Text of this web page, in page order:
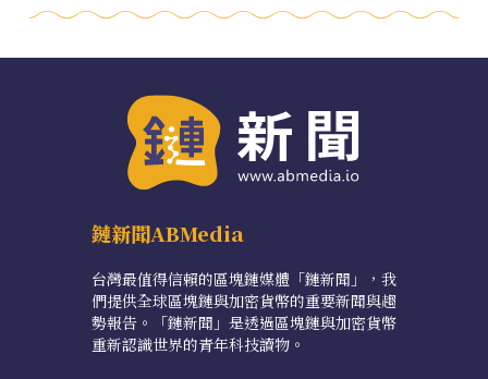
鏈新聞ABMedia
台灣最值得信賴的區塊鏈媒體「鏈新聞」，我
們提供全球區塊鏈與加密貨幣的重要新聞與趨
勢報告。「鏈新聞」是透過區塊鏈與加密貨幣
重新認識世界的青年科技讀物。